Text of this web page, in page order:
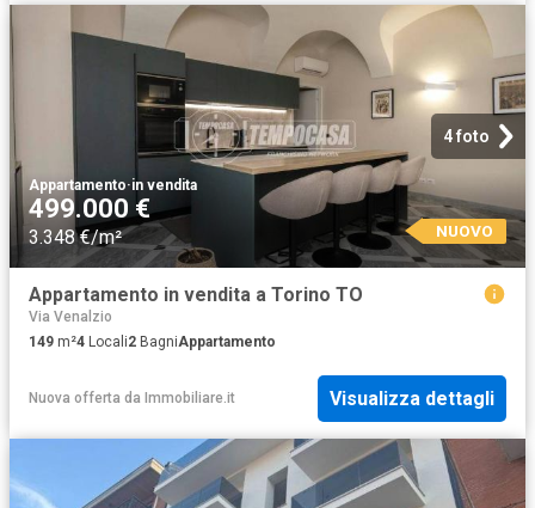
4 foto
Appartamento·in vendita
499.000 €
3.348 €/m² NUOVO
Appartamento in vendita a Torino TO
Via Venalzio
149 m²4 Locali2 BagniAppartamento
Nuova offerta da Immobiliare.it Visualizza dettagli